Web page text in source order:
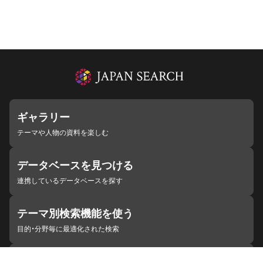
ギャラリー
テーマや人物の資料を楽しむ
データベースを見つける
連携しているデータベースを探す
テーマ別検索機能を使う
目的・分野毎に最適化された検索